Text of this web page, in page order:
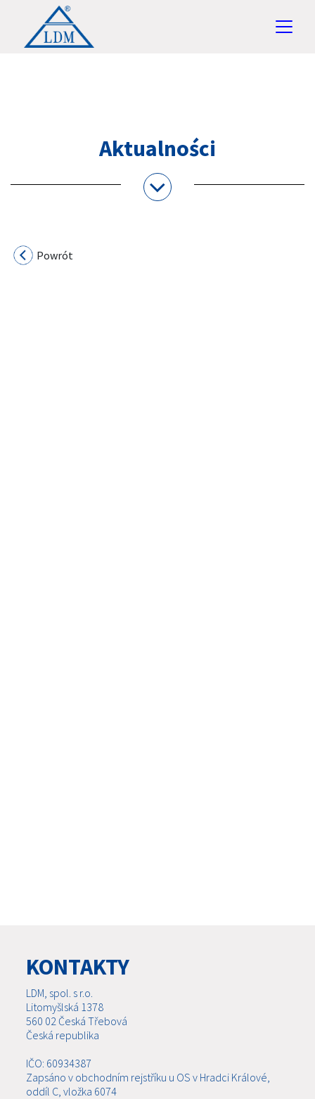
Aktualności
Powrót
KONTAKTY
LDM, spol. s r.o.
Litomyšlská 1378
560 02 Česká Třebová
Česká republika
IČO: 60934387
Zapsáno v obchodním rejstříku u OS v Hradci Králové,
oddíl C, vložka 6074